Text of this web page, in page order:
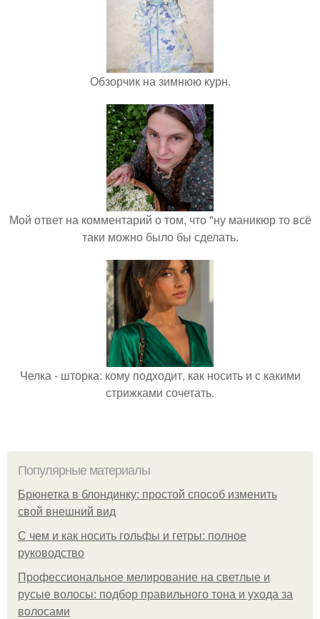
Обзорчик на зимнюю курн.
Мой ответ на комментарий о том, что "ну маникюр то всё
таки можно было бы сделать.
Челка - шторка: кому подходит, как носить и с какими
стрижками сочетать.
Популярные материалы
Брюнетка в блондинку: простой способ изменить
свой внешний вид
С чем и как носить гольфы и гетры: полное
руководство
Профессиональное мелирование на светлые и
русые волосы: подбор правильного тона и ухода за
волосами